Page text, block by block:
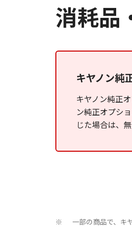
消耗品
キヤノン純
キヤノン純正
ン純正オプシ
じた場合は、
※ 一部の商品で、キ